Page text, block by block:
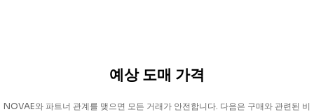
예상 도매 가격
NOVAE와 파트너 관계를 맺으면 모든 거래가 안전합니다. 다음은 구매와 관련된 비